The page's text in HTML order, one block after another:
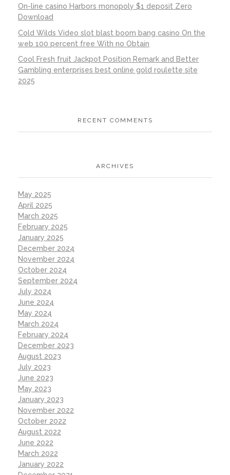
On-line casino Harbors monopoly $1 deposit Zero
Download
Cold Wilds Video slot blast boom bang casino On the
web 100 percent free With no Obtain
Cool Fresh fruit Jackpot Position Remark and Better
Gambling enterprises best online gold roulette site
2025
RECENT COMMENTS
ARCHIVES
May 2025
April 2025
March 2025
February 2025
January 2025
December 2024
November 2024
October 2024
September 2024
July 2024
June 2024
May 2024
March 2024
February 2024
December 2023
August 2023
July 2023
June 2023
May 2023
January 2023
November 2022
October 2022
August 2022
June 2022
March 2022
January 2022